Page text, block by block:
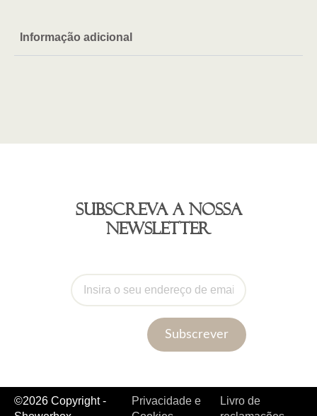
Informação adicional
Subscreva a nossa
newsletter
Subscrever
©2026 Copyright -
Privacidade e
Livro de